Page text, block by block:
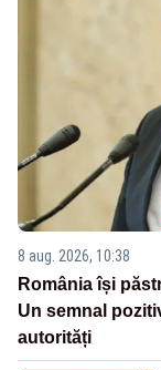
8 aug. 2026, 10:38
România își
Un semnal
autorități